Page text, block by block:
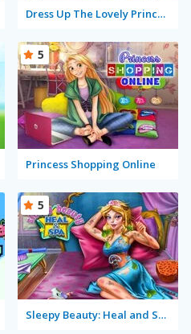
Dress Up The Lovely Princess
Princess Shopping Online
5
Sleepy Beauty: Heal and Spa
5